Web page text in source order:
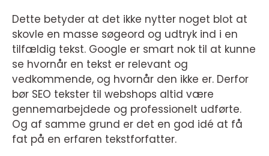
Dette betyder at det ikke nytter noget blot at
skovle en masse søgeord og udtryk ind i en
tilfældig tekst. Google er smart nok til at kunne
se hvornår en tekst er relevant og
vedkommende, og hvornår den ikke er. Derfor
bør SEO tekster til webshops altid være
gennemarbejdede og professionelt udførte.
Og af samme grund er det en god idé at få
fat på en erfaren tekstforfatter.